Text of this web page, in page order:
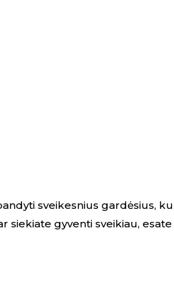
sveikesnius gardėsius,
siekiate gyventi sveikiau,